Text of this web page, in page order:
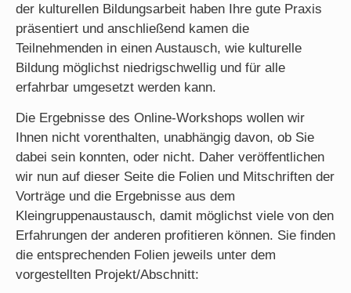
der kulturellen Bildungsarbeit haben Ihre gute Praxis
präsentiert und anschließend kamen die
Teilnehmenden in einen Austausch, wie kulturelle
Bildung möglichst niedrigschwellig und für alle
erfahrbar umgesetzt werden kann.
Die Ergebnisse des Online-Workshops wollen wir
Ihnen nicht vorenthalten, unabhängig davon, ob Sie
dabei sein konnten, oder nicht. Daher veröffentlichen
wir nun auf dieser Seite die Folien und Mitschriften der
Vorträge und die Ergebnisse aus dem
Kleingruppenaustausch, damit möglichst viele von den
Erfahrungen der anderen profitieren können. Sie finden
die entsprechenden Folien jeweils unter dem
vorgestellten Projekt/Abschnitt: